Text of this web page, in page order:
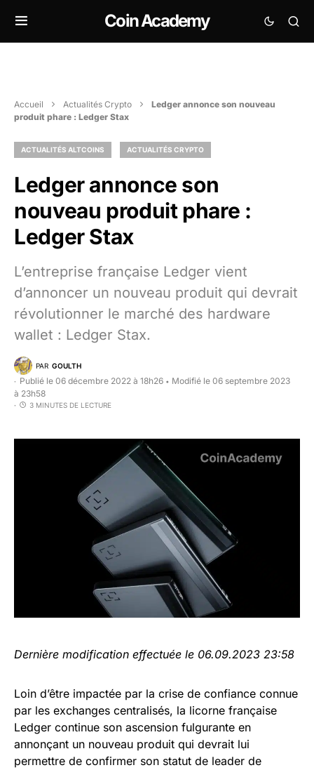
Coin Academy
Accueil Actualités Crypto
Ledger annonce son nouveau
produit phare : Ledger Stax
ACTUALITÉS ALTCOINS ACTUALITÉS CRYPTO
Ledger annonce son
nouveau produit phare :
Ledger Stax
L’entreprise française Ledger vient
d’annoncer un nouveau produit qui devrait
révolutionner le marché des hardware
wallet : Ledger Stax.
PAR GOULTH
Publié le 06 décembre 2022 à 18h26 • Modifié le 06 septembre 2023
à 23h58
3 MINUTES DE LECTURE
Dernière modification effectuée le 06.09.2023 23:58
Loin d’être impactée par la crise de confiance connue
par les exchanges centralisés, la licorne française
Ledger continue son ascension fulgurante en
annonçant un nouveau produit qui devrait lui
permettre de confirmer son statut de leader de